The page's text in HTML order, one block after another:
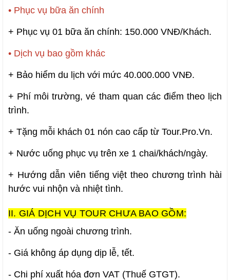
• Phục vụ bữa ăn chính
+ Phục vụ 01 bữa ăn chính: 150.000 VNĐ/Khách.
• Dịch vụ bao gồm khác
+ Bảo hiểm du lịch với mức 40.000.000 VNĐ.
+ Phí môi trường, vé tham quan các điểm theo lịch
trình.
+ Tặng mỗi khách 01 nón cao cấp từ Tour.Pro.Vn.
+ Nước uống phục vụ trên xe 1 chai/khách/ngày.
+ Hướng dẫn viên tiếng việt theo chương trình hài
hước vui nhộn và nhiệt tình.
II. GIÁ DỊCH VỤ TOUR CHƯA BAO GỒM:
- Ăn uống ngoài chương trình.
- Giá không áp dụng dịp lễ, tết.
- Chi phí xuất hóa đơn VAT (Thuế GTGT).